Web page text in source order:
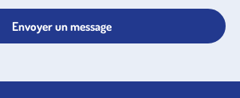
Envoyer un message